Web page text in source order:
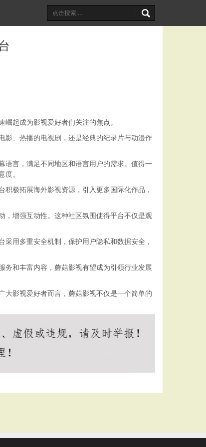
起成为影视爱好者们关注的焦点。
影、热播的电视剧，还是经典的纪录片与动漫作
语言，满足不同地区和语言用户的需求。值得一
度。
极拓展海外影视资源，引入更多国际化作品，
，增强互动性。这种社区氛围使得平台不仅是观
用多重安全机制，保护用户隐私和数据安全，
务和丰富内容，蘑菇影视有望成为引领行业发展
大影视爱好者而言，蘑菇影视不仅是一个简单的